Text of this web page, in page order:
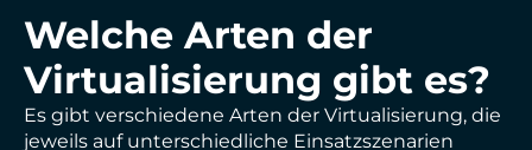
Welche Arten der
Virtualisierung gibt es?
Es gibt verschiedene Arten der Virtualisierung, die
jeweils auf unterschiedliche Einsatzszenarien